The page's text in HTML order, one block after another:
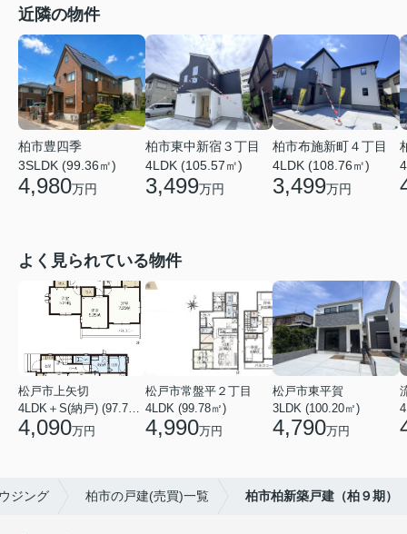
近隣の物件
柏市豊四季
3SLDK (99.36㎡)
4,980万円
柏市東中新宿３丁目
4LDK (105.57㎡)
3,499万円
柏市布施新町４丁目
4LDK (108.76㎡)
3,499万円
よく見られている物件
松戸市上矢切
4LDK＋S(納戸) (97.71㎡)
4,090万円
松戸市常盤平２丁目
4LDK (99.78㎡)
4,990万円
松戸市東平賀
3LDK (100.20㎡)
4,790万円
ジング 柏市の戸建(売買)一覧 柏市柏新築戸建（柏９期）